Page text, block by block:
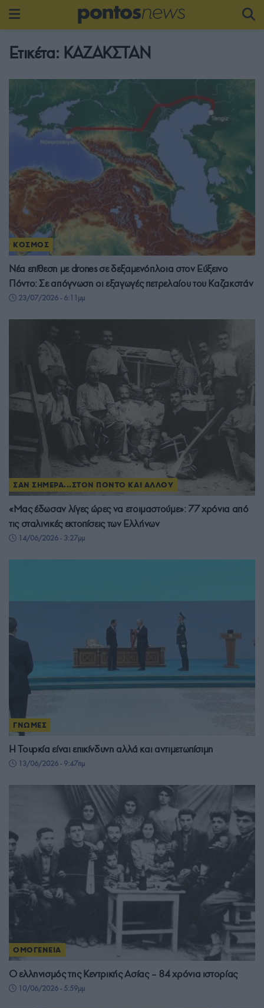
Ετικέτα: ΚΑΖΑΚΣΤΑΝ
ΚΟΣΜΟΣ
Νέα επίθεση με drones σε δεξαμενόπλοια στον Εύξεινο
Πόντο: Σε απόγνωση οι εξαγωγές πετρελαίου του Καζακστάν
23/07/2026 - 6:11μμ
ΣΑΝ ΣΗΜΕΡΑ...ΣΤΟΝ ΠΟΝΤΟ ΚΑΙ ΑΛΛΟΥ
«Μας έδωσαν λίγες ώρες να ετοιμαστούμε»: 77 χρόνια από
τις σταλινικές εκτοπίσεις των Ελλήνων
14/06/2026 - 3:27μμ
ΓΝΩΜΕΣ
Η Τουρκία είναι επικίνδυνη αλλά και αντιμετωπίσιμη
13/06/2026 - 9:47πμ
ΟΜΟΓΕΝΕΙΑ
O ελληνισμός της Κεντρικής Ασίας – 84 χρόνια ιστορίας
10/06/2026 - 5:59μμ